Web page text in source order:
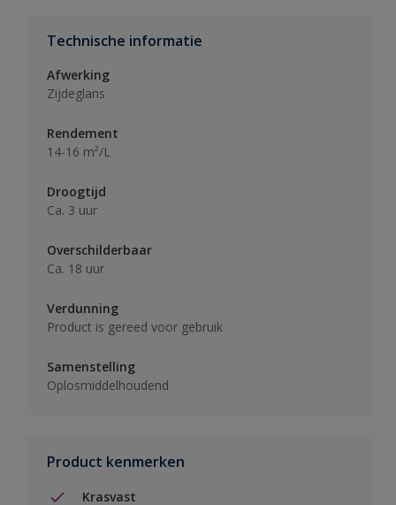
Technische informatie
Afwerking
Zijdeglans
Rendement
14-16 m²/L
Droogtijd
Ca. 3 uur
Overschilderbaar
Ca. 18 uur
Verdunning
Product is gereed voor gebruik
Samenstelling
Oplosmiddelhoudend
Product kenmerken
Krasvast